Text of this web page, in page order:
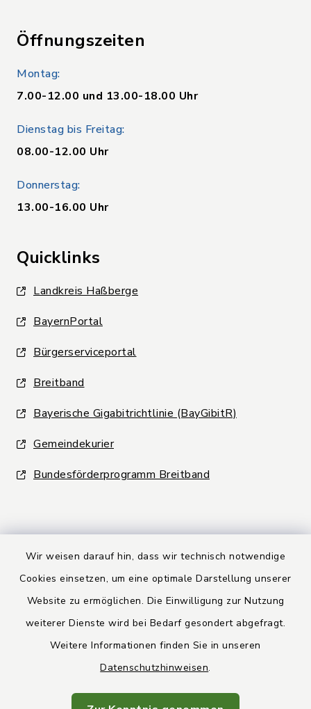
Wir weisen darauf hin, dass wir technisch notwendige
Cookies einsetzen, um eine optimale Darstellung unserer
Website zu ermöglichen. Die Einwilligung zur Nutzung
weiterer Dienste wird bei Bedarf gesondert abgefragt.
Weitere Informationen finden Sie in unseren
Datenschutzhinweisen.
Öffnungszeiten
Montag:
7.00-12.00 und 13.00-18.00 Uhr
Dienstag bis Freitag:
08.00-12.00 Uhr
Donnerstag:
13.00-16.00 Uhr
Quicklinks
Landkreis Haßberge
BayernPortal
Bürgerserviceportal
Breitband
Bayerische Gigabitrichtlinie (BayGibitR)
Gemeindekurier
Bundesförderprogramm Breitband
Kontakt
Datenschutz